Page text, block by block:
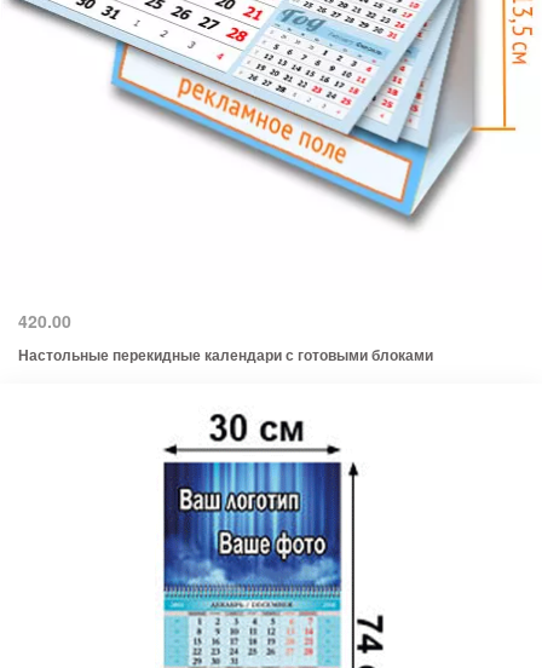
420.00
Настольные перекидные календари с готовыми блоками